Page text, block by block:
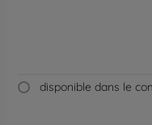
disponible dans le